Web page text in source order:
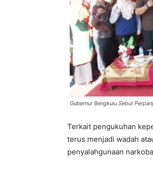
Gubernur Bengkulu Sebut
Terkait pengukuhan
terus menjadi wadah
penyalahgunaan